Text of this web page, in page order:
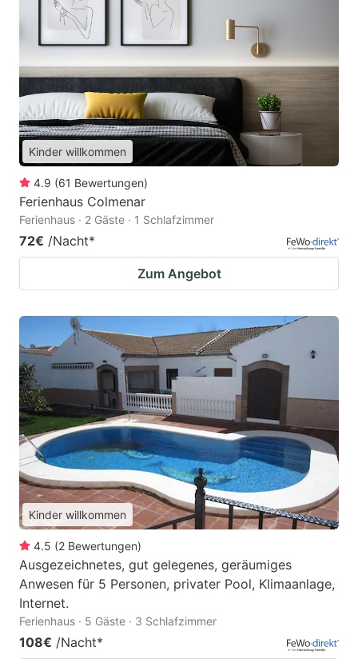
Kinder willkommen
4.9 (61 Bewertungen)
Ferienhaus Colmenar
Ferienhaus · 2 Gäste · 1 Schlafzimmer
72€ /Nacht*
Zum Angebot
Kinder willkommen
4.5 (2 Bewertungen)
Ausgezeichnetes, gut gelegenes, geräumiges
Anwesen für 5 Personen, privater Pool, Klimaanlage,
Internet.
Ferienhaus · 5 Gäste · 3 Schlafzimmer
108€ /Nacht*